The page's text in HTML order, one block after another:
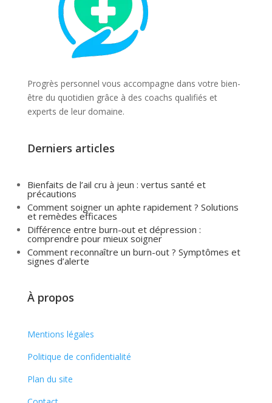
Progrès personnel vous accompagne dans votre bien-
être du quotidien grâce à des coachs qualifiés et
experts de leur domaine.
Derniers articles
Bienfaits de l’ail cru à jeun : vertus santé et
précautions
Comment soigner un aphte rapidement ? Solutions
et remèdes efficaces
Différence entre burn-out et dépression :
comprendre pour mieux soigner
Comment reconnaître un burn-out ? Symptômes et
signes d’alerte
À propos
Mentions légales
Politique de confidentialité
Plan du site